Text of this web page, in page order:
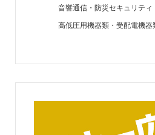
音響通信・防災セキュリテ
高低圧用機器類・受配電機器